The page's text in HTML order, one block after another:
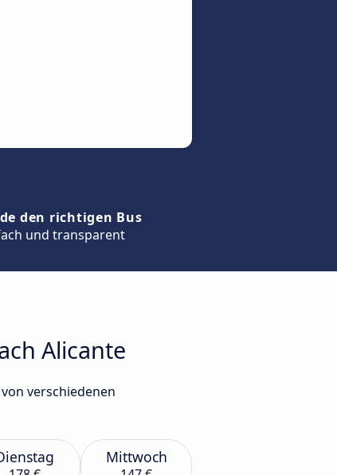
den richtigen Bus
und transparent
Alicante
verschiedenen
Mittwoch